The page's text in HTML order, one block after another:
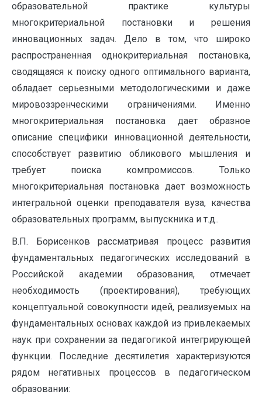
образовательной практике культуры
многокритериальной постановки и решения
инновационных задач. Дело в том, что широко
распространенная однокритериальная постановка,
сводящаяся к поиску одного оптимального варианта,
обладает серьезными методологическими и даже
мировоззренческими ограничениями. Именно
многокритериальная постановка дает образное
описание специфики инновационной деятельности,
способствует развитию обликового мышления и
требует поиска компромиссов. Только
многокритериальная постановка дает возможность
интегральной оценки преподавателя вуза, качества
образовательных программ, выпускника и т.д..
В.П. Борисенков рассматривая процесс развития
фундаментальных педагогических исследований в
Российской академии образования, отмечает
необходимость (проектирования), требующих
концептуальной совокупности идей, реализуемых на
фундаментальных основах каждой из привлекаемых
наук при сохранении за педагогикой интегрирующей
функции. Последние десятилетия характеризуются
рядом негативных процессов в педагогическом
образовании: